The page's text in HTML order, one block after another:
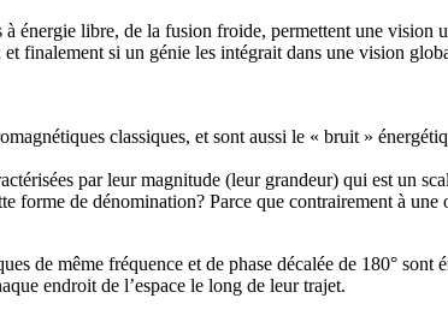
énergie libre, de la fusion froide, permettent une
et finalement si un génie les intégrait dans une vision
classiques, et sont aussi le « bruit »
par leur magnitude (leur grandeur) qui est un
de dénomination? Parce que contrairement à une
de même fréquence et de phase décalée de 180° sont
endroit de l’espace le long de leur trajet.